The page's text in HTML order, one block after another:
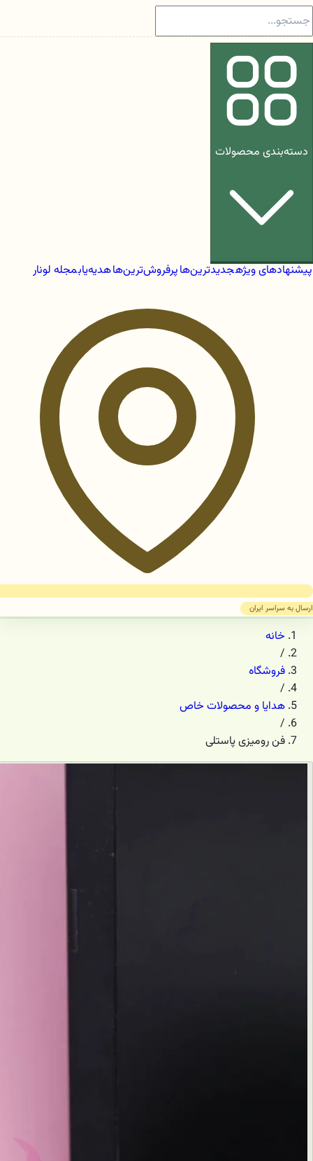
دسته‌بندی محصولات
پیشنهادهای ویژهجدیدترین‌هاپرفروش‌ترین‌هاهدیه‌یابمجله لونار
ارسال به سراسر ایران
خانه
/
فروشگاه
/
هدایا و محصولات خاص
/
فن رومیزی پاستلی